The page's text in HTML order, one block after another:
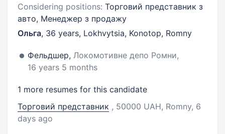
Considering positions: Торговий представник з
авто, Менеджер з продажу
Ольга, 36 years, Lokhvytsia, Konotop, Romny
Фельдшер, Локомотивне депо Ромни,
16 years 5 months
1 more resumes for this candidate
Торговий представник , 50000 UAH, Romny, 6
days ago